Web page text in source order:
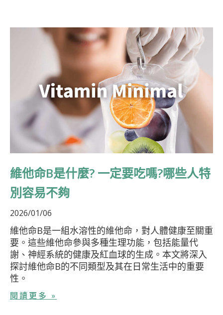
維他命B是什麼? 一定要吃嗎?哪些人特
別容易不夠
2026/01/06
維他命B是一組水溶性的維他命，對人體健康至關重
要。這些維他命參與多種生理功能，包括能量代
謝、神經系統的健康及紅血球的生成。本文將深入
探討維他命B的不同類型及其在日常生活中的重要
性。
閱讀更多 »